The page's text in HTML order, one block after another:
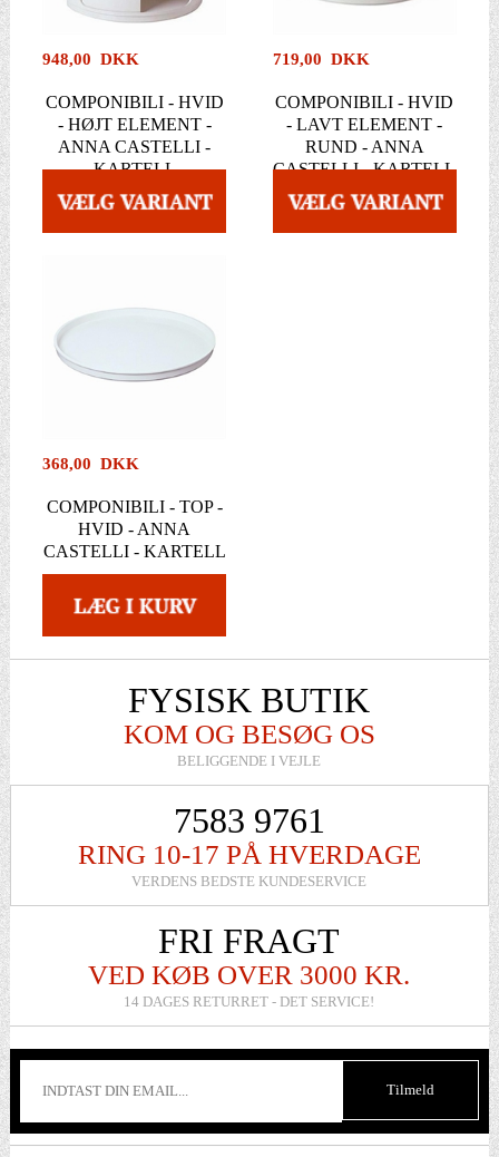
948,00 DKK
COMPONIBILI - HVID
- HØJT ELEMENT -
ANNA CASTELLI -
KARTELL
719,00 DKK
COMPONIBILI - HVID
- LAVT ELEMENT -
RUND - ANNA
CASTELLI - KARTELL
368,00 DKK
COMPONIBILI - TOP -
HVID - ANNA
CASTELLI - KARTELL
FYSISK BUTIK
KOM OG BESØG OS
BELIGGENDE I VEJLE
7583 9761
RING 10-17 PÅ HVERDAGE
VERDENS BEDSTE KUNDESERVICE
FRI FRAGT
VED KØB OVER 3000 KR.
14 DAGES RETURRET - DET SERVICE!